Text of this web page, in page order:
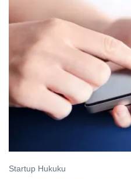
Startup Hukuku